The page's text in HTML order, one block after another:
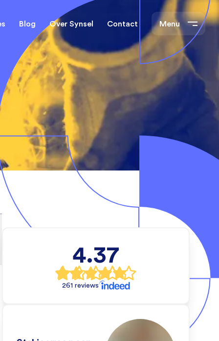
Engineers
Technische
Mechanical Engineers
Monteurs Technische
Dienst
Blog Over Synsel Contact Menu
4.37
261 reviews